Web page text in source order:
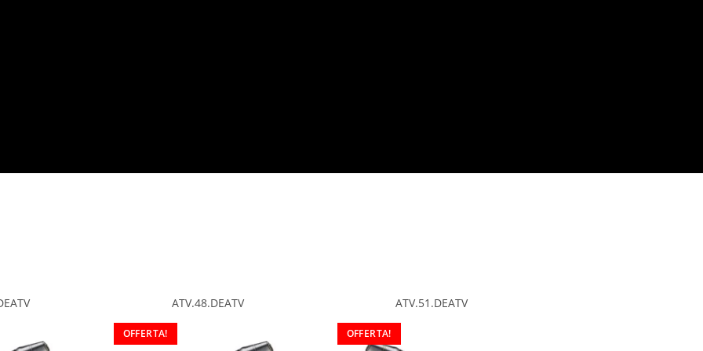
ATV.48.DEATV
OFFERTA!
ATV.51.DEATV
OFFERTA!